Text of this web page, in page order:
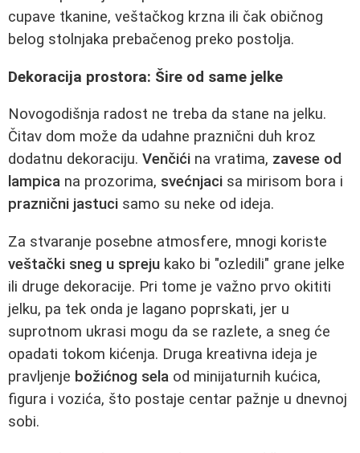
cupave tkanine, veštačkog krzna ili čak običnog
belog stolnjaka prebačenog preko postolja.
Dekoracija prostora: Šire od same jelke
Novogodišnja radost ne treba da stane na jelku.
Čitav dom može da udahne praznični duh kroz
dodatnu dekoraciju. Venčići na vratima, zavese od
lampica na prozorima, svećnjaci sa mirisom bora i
praznični jastuci samo su neke od ideja.
Za stvaranje posebne atmosfere, mnogi koriste
veštački sneg u spreju kako bi "ozledili" grane jelke
ili druge dekoracije. Pri tome je važno prvo okititi
jelku, pa tek onda je lagano poprskati, jer u
suprotnom ukrasi mogu da se razlete, a sneg će
opadati tokom kićenja. Druga kreativna ideja je
pravljenje božićnog sela od minijaturnih kućica,
figura i vozića, što postaje centar pažnje u dnevnoj
sobi.